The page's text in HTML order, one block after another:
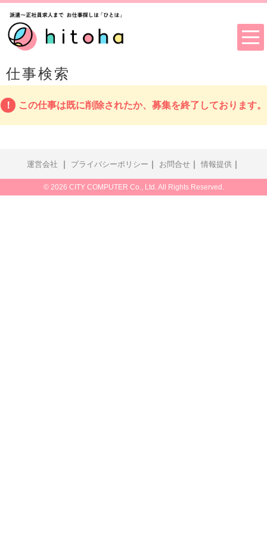
仕事検索
この仕事は既に削除されたか、募集を終了しております。
運営会社 ｜ プライバシーポリシー ｜ お問合せ ｜ 情報提供 ｜
© 2026 CITY COMPUTER Co., Ltd. All Rights Reserved.